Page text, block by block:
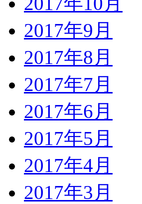
2017年9月
2017年8月
2017年7月
2017年6月
2017年5月
2017年4月
2017年3月